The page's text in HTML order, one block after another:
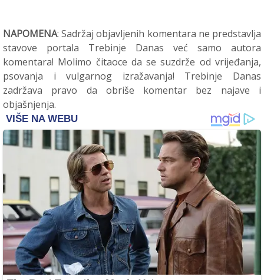
NAPOMENA: Sadržaj objavljenih komentara ne predstavlja
stavove portala Trebinje Danas već samo autora
komentara! Molimo čitaoce da se suzdrže od vrijeđanja,
psovanja i vulgarnog izražavanja! Trebinje Danas
zadržava pravo da obriše komentar bez najave i
objašnjenja.